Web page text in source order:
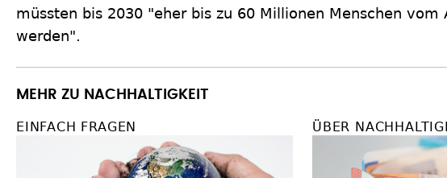
müssten bis 2030 "eher bis zu 60 Millionen Menschen vom
werden".
MEHR ZU NACHHALTIGKEIT
EINFACH FRAGEN ÜBER